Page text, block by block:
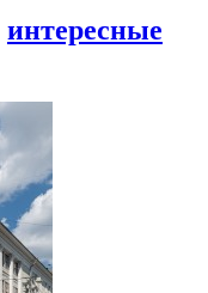
интересные